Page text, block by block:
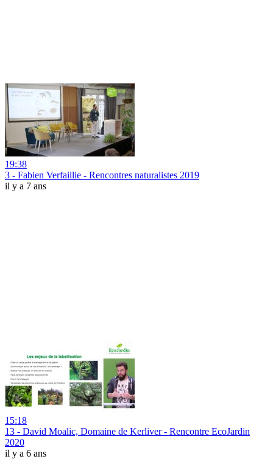
19:38
3 - Fabien Verfaillie - Rencontres naturalistes 2019
il y a 7 ans
15:18
13 - David Moalic, Domaine de Kerliver - Rencontre EcoJardin
2020
il y a 6 ans